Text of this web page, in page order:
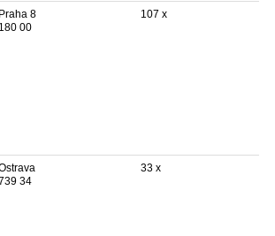
Praha 8
180 00
107 x
34
33 x